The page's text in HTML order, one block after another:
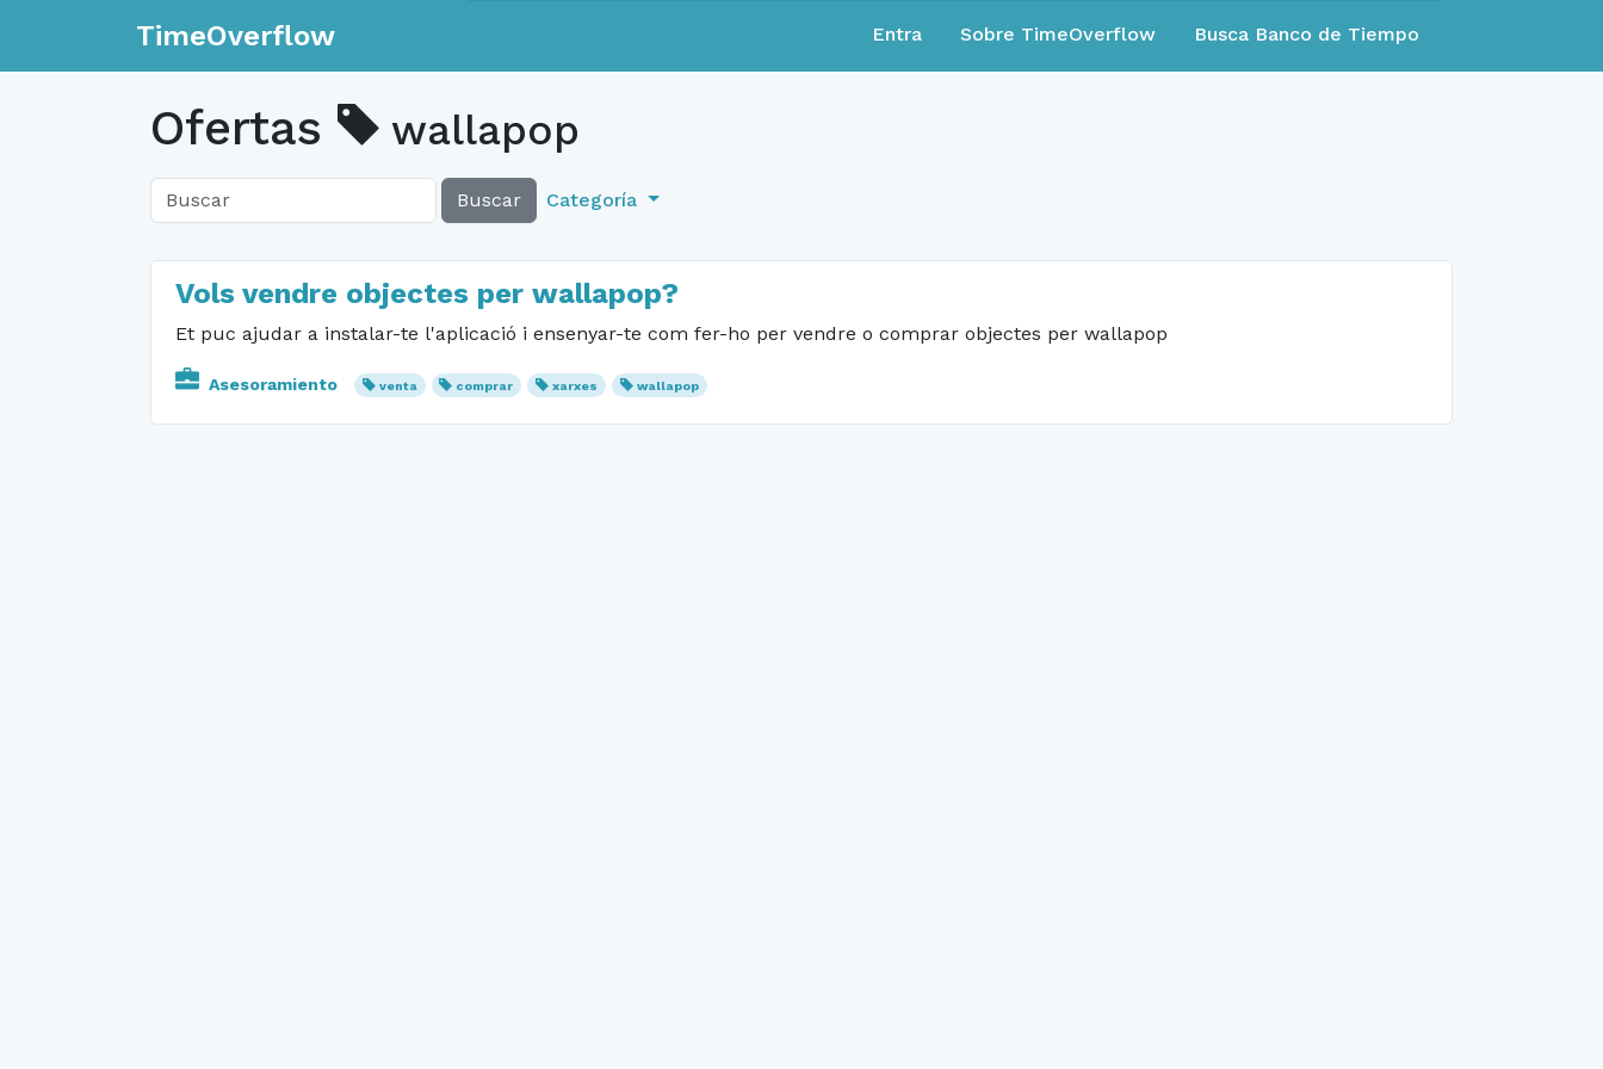
TimeOverflow Entra Sobre TimeOverflow Busca Banco de Tiempo
Ofertas wallapop
Buscar Categoría
Vols vendre objectes per wallapop?
Et puc ajudar a instalar-te l'aplicació i ensenyar-te com fer-ho per vendre o comprar objectes per wallapop
Asesoramiento venta comprar xarxes wallapop